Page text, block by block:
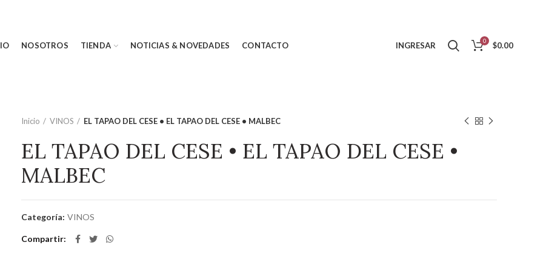
NOSOTROS TIENDA NOTICIAS & NOVEDADES CONTACTO INGRESAR 0 $0.00
Inicio VINOS EL TAPAO DEL CESE • EL TAPAO DEL CESE • MALBEC
EL TAPAO DEL CESE • EL TAPAO DEL CESE •
MALBEC
Categoría: VINOS
Compartir